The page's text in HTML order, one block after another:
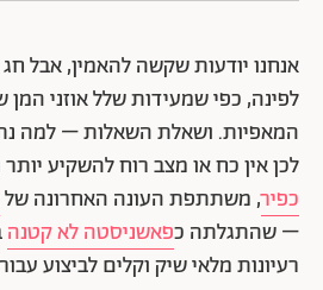
אנחנו יודעות שקשה להאמין, אבל חג
לפינה, כפי שמעידות שלל אוזני
המאפיות. ושאלת השאלות – למה
לכן אין כח או מצב רוח להשקיע יותר
כפיר, משתתפת העונה האחרונה של
– שהתגלתה כפאשניסטה לא קטנה
רעיונות מלאי שיק וקלים לביצוע